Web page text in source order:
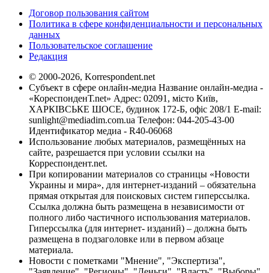
Договор пользования сайтом
Политика в сфере конфиденциальности и персональных
данных
Пользовательское соглашение
Редакция
© 2000-2026, Korrespondent.net
Субъект в сфере онлайн-медиа Название онлайн-медиа -
«КореспонденТ.net» Адрес: 02091, місто Київ,
ХАРКІВСЬКЕ ШОСЕ, будинок 172-Б, офіс 208/1 E-mail:
sunlight@mediadim.com.ua Телефон: 044-205-43-00
Идентификатор медиа - R40-06068
Использование любых материалов, размещённых на
сайте, разрешается при условии ссылки на
Корреспондент.net.
При копировании материалов со страницы «Новости
Украины и мира», для интернет-изданий – обязательна
прямая открытая для поисковых систем гиперссылка.
Ссылка должна быть размещена в независимости от
полного либо частичного использования материалов.
Гиперссылка (для интернет- изданий) – должна быть
размещена в подзаголовке или в первом абзаце
материала.
Новости с пометками "Мнение", "Экспертиза",